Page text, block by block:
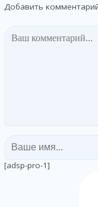
Добавить
[adsp-pro-1]